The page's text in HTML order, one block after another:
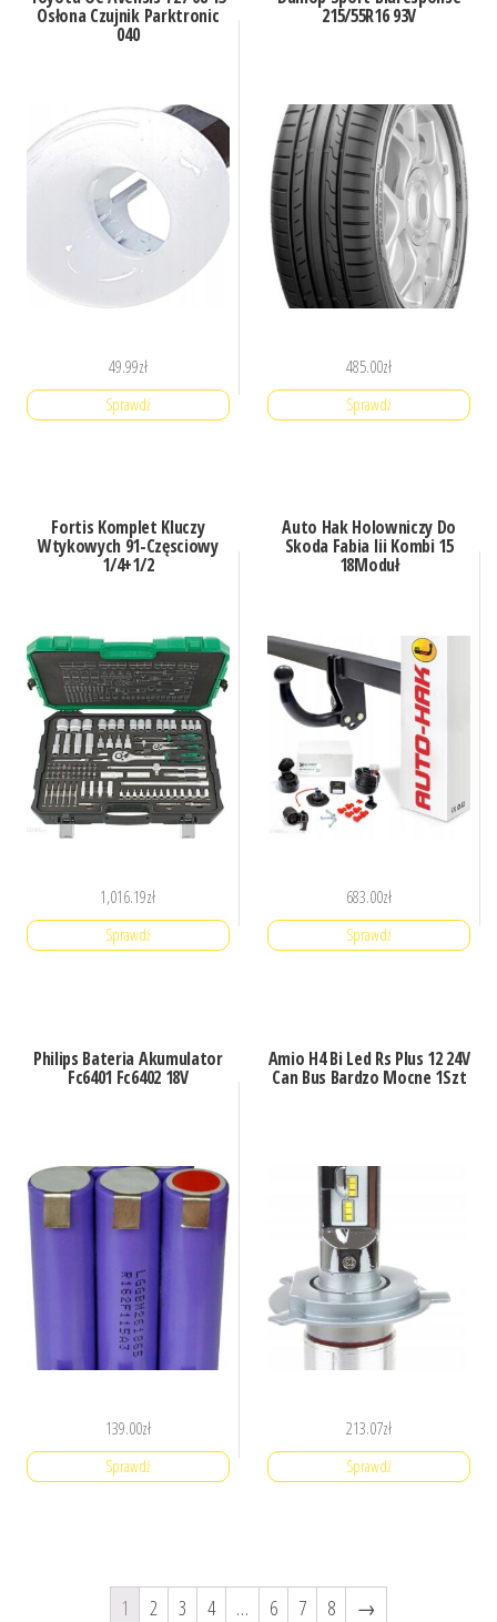
Osłona Czujnik Parktronic
040
49.99zł
Sprawdź
215/55R16 93V
485.00zł
Sprawdź
Fortis Komplet Kluczy
Wtykowych 91-Częsciowy
1/4+1/2
1,016.19zł
Sprawdź
Auto Hak Holowniczy Do
Skoda Fabia Iii Kombi 15
18Moduł
683.00zł
Sprawdź
Philips Bateria Akumulator
Fc6401 Fc6402 18V
139.00zł
Sprawdź
Amio H4 Bi Led Rs Plus 12 24V
Can Bus Bardzo Mocne 1Szt
213.07zł
Sprawdź
1 2 3 4 … 6 7 8 →